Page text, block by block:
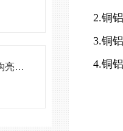
探秘高压耐火型母线槽：结构亮点与实用效能
2.铜
3.铜
4.铜